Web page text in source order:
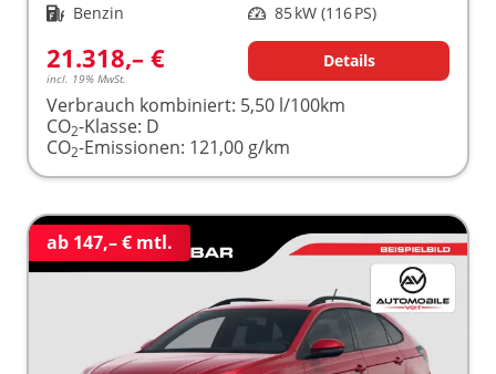
Kraftstoff Benzin Leistung 85 kW (116 PS)
21.318,– €
incl. 19% MwSt.
Details
Verbrauch kombiniert: 5,50 l/100km
CO2-Klasse: D
CO2-Emissionen: 121,00 g/km
ab 147,– € mtl.